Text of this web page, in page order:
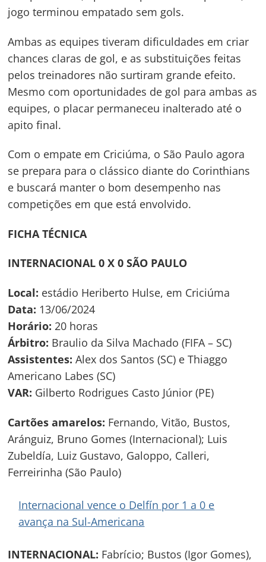
jogo terminou empatado sem gols.
Ambas as equipes tiveram dificuldades em criar
chances claras de gol, e as substituições feitas
pelos treinadores não surtiram grande efeito.
Mesmo com oportunidades de gol para ambas as
equipes, o placar permaneceu inalterado até o
apito final.
Com o empate em Criciúma, o São Paulo agora
se prepara para o clássico diante do Corinthians
e buscará manter o bom desempenho nas
competições em que está envolvido.
FICHA TÉCNICA
INTERNACIONAL 0 X 0 SÃO PAULO
Local: estádio Heriberto Hulse, em Criciúma
Data: 13/06/2024
Horário: 20 horas
Árbitro: Braulio da Silva Machado (FIFA – SC)
Assistentes:Alex dos Santos (SC) e Thiaggo
Americano Labes (SC)
VAR: Gilberto Rodrigues Casto Júnior (PE)
Cartões amarelos: Fernando, Vitão, Bustos,
Aránguiz, Bruno Gomes (Internacional); Luis
Zubeldía, Luiz Gustavo, Galoppo, Calleri,
Ferreirinha (São Paulo)
Internacional vence o Delfín por 1 a 0 e
avança na Sul-Americana
INTERNACIONAL: Fabrício; Bustos (Igor Gomes),
Navegação
de
Post